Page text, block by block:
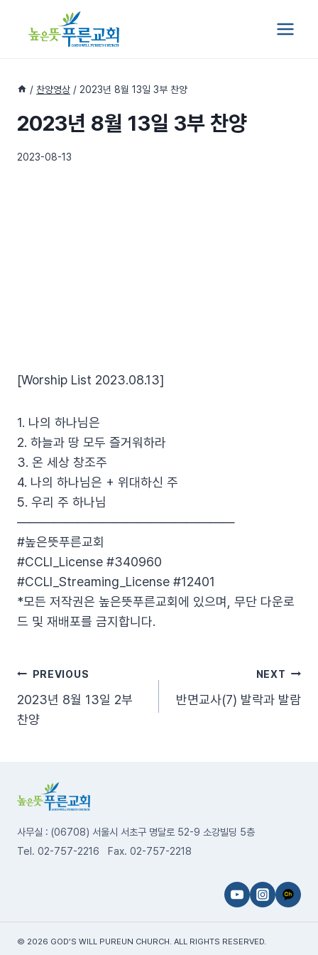
/ 찬양영상 / 2023년 8월 13일 3부 찬양
2023년 8월 13일 3부 찬양
2023-08-13
[Worship List 2023.08.13]
1. 나의 하나님은
2. 하늘과 땅 모두 즐거워하라
3. 온 세상 창조주
4. 나의 하나님은 + 위대하신 주
5. 우리 주 하나님
——————————————————
#높은뜻푸른교회
#CCLI_License #340960
#CCLI_Streaming_License #12401
*모든 저작권은 높은뜻푸른교회에 있으며, 무단 다운로
드 및 재배포를 금지합니다.
글
탐
PREVIOUS
2023년 8월 13일 2부
찬양
NEXT
반면교사(7) 발락과 발람
사무실 : (06708) 서울시 서초구 명달로 52-9 소강빌딩 5층
Tel. 02-757-2216 Fax. 02-757-2218
© 2026 GOD’S WILL PUREUN CHURCH. ALL RIGHTS RESERVED.